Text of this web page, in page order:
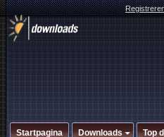
Startpagina Downloads Top